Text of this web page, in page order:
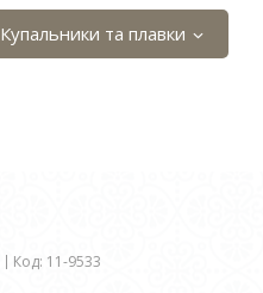
Купальники та плавки
Код: 11-9533